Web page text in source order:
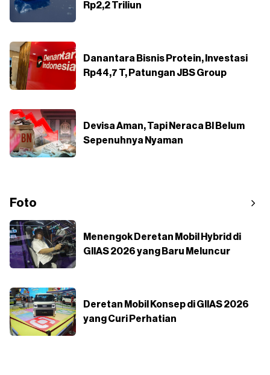
Rp2,2 Triliun
Danantara Bisnis Protein, Investasi
Rp44,7 T, Patungan JBS Group
Devisa Aman, Tapi Neraca BI Belum
Sepenuhnya Nyaman
Foto
Menengok Deretan Mobil Hybrid di
GIIAS 2026 yang Baru Meluncur
Deretan Mobil Konsep di GIIAS 2026
yang Curi Perhatian